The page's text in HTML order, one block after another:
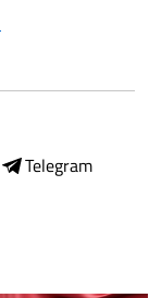
Telegram